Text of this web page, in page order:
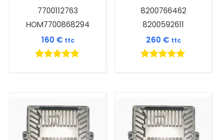
7700112763
HOM7700868294
160 € ttc
8200766462
8200592611
260 € ttc